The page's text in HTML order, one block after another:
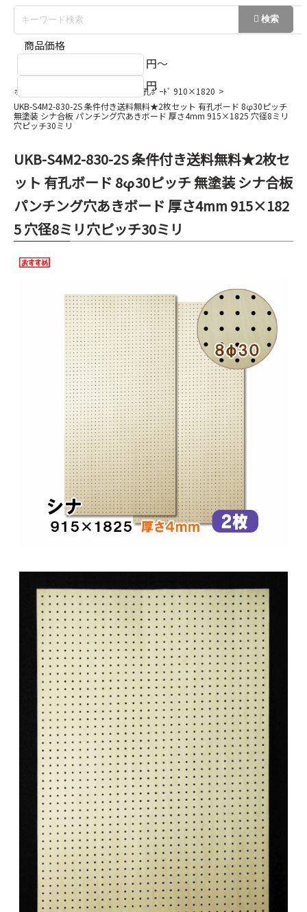
商品価格
円～
円
ホーム
２枚入り有孔ﾎﾞｰﾄﾞ 910×1820
UKB-S4M2-830-2S 条件付き送料無料★2枚セット 有孔ボード 8φ30ピッチ
無塗装 シナ合板 パンチング穴あきボード 厚さ4mm 915×1825 穴径8ミリ
穴ピッチ30ミリ
UKB-S4M2-830-2S 条件付き送料無料★2枚セ
ット 有孔ボード 8φ30ピッチ 無塗装 シナ合板
パンチング穴あきボード 厚さ4mm 915×182
5 穴径8ミリ穴ピッチ30ミリ